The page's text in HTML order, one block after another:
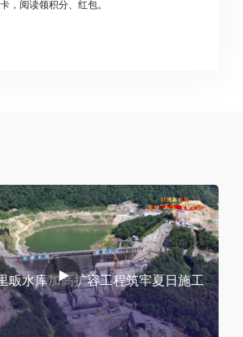
，阅读领积分、红包。
畈水库加高扩容工程筑牢夏日施工